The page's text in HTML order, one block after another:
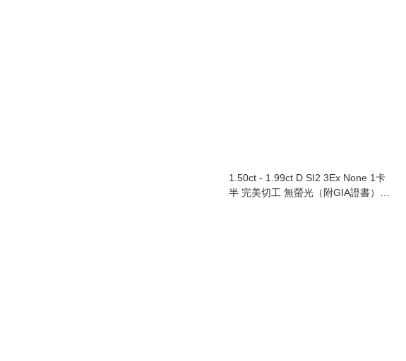
1.50ct - 1.99ct D SI2 3Ex None 1卡
半 完美切工 無螢光（附GIA證書）